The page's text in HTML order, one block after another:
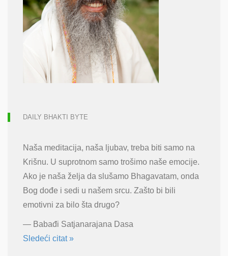
DAILY BHAKTI BYTE
Naša meditacija, naša ljubav, treba biti samo na
Krišnu. U suprotnom samo trošimo naše emocije.
Ako je naša želja da slušamo Bhagavatam, onda
Bog dođe i sedi u našem srcu. Zašto bi bili
emotivni za bilo šta drugo?
— Babađi Satjanarajana Dasa
Sledeći citat »